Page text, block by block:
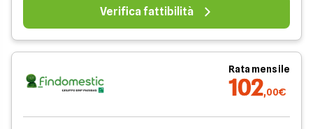
Verifica fattibilità
Rata mensile
102,00€